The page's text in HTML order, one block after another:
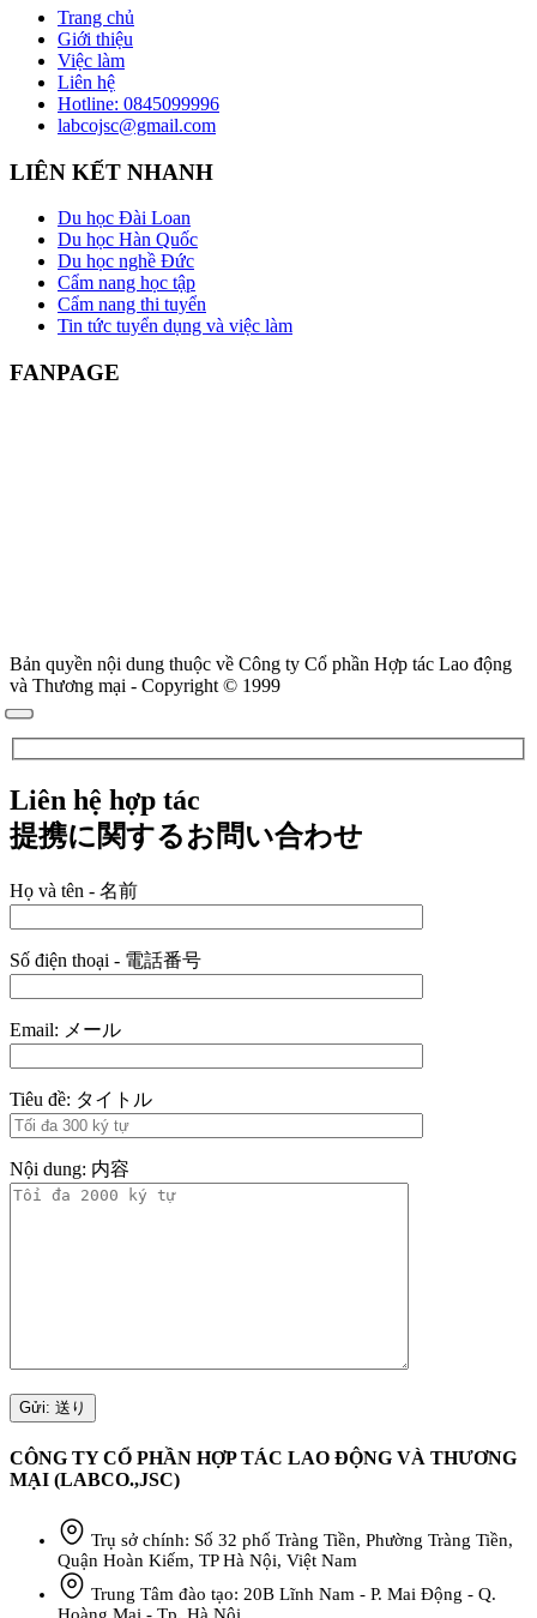
Trang chủ
Giới thiệu
Việc làm
Liên hệ
Hotline: 0845099996
labcojsc@gmail.com
LIÊN KẾT NHANH
Du học Đài Loan
Du học Hàn Quốc
Du học nghề Đức
Cẩm nang học tập
Cẩm nang thi tuyển
Tin tức tuyển dụng và việc làm
FANPAGE
Bản quyền nội dung thuộc về Công ty Cổ phần Hợp tác Lao động
và Thương mại - Copyright © 1999
Liên hệ hợp tác
提携に関するお問い合わせ
Họ và tên - 名前
Số điện thoại - 電話番号
Email: メール
Tiêu đề: タイトル
Nội dung: 内容
CÔNG TY CỔ PHẦN HỢP TÁC LAO ĐỘNG VÀ THƯƠNG
MẠI (LABCO.,JSC)
Trụ sở chính: Số 32 phố Tràng Tiền, Phường Tràng Tiền,
Quận Hoàn Kiếm, TP Hà Nội, Việt Nam
Trung Tâm đào tạo: 20B Lĩnh Nam - P. Mai Động - Q.
Hoàng Mai - Tp. Hà Nội